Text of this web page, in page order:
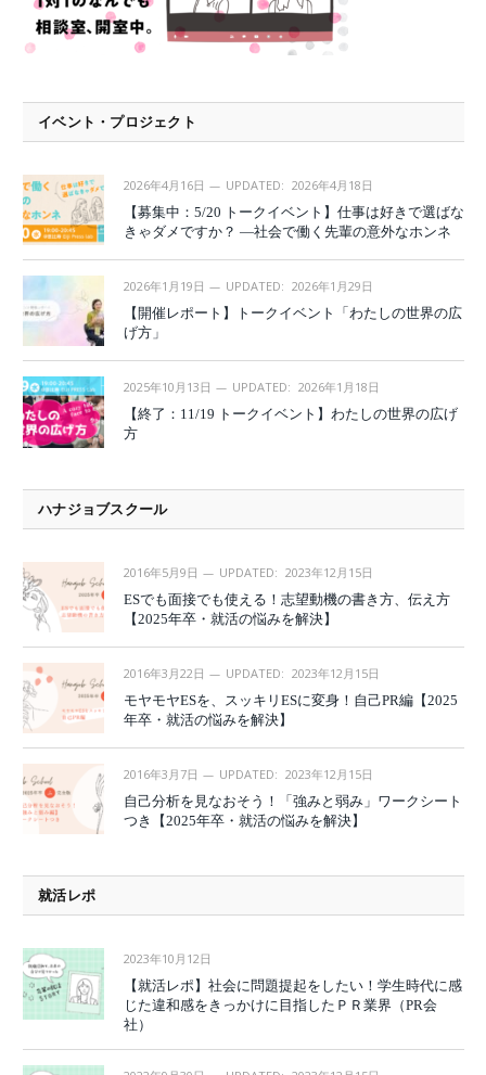
イベント・プロジェクト
2026年4月16日 UPDATED: 2026年4月18日
【募集中：5/20 トークイベント】仕事は好きで選ばな
きゃダメですか？ —社会で働く先輩の意外なホンネ
2026年1月19日 UPDATED: 2026年1月29日
【開催レポート】トークイベント「わたしの世界の広
げ方」
2025年10月13日 UPDATED: 2026年1月18日
【終了：11/19 トークイベント】わたしの世界の広げ
方
ハナジョブスクール
2016年5月9日 UPDATED: 2023年12月15日
ESでも面接でも使える！志望動機の書き方、伝え方
【2025年卒・就活の悩みを解決】
2016年3月22日 UPDATED: 2023年12月15日
モヤモヤESを、スッキリESに変身！自己PR編【2025
年卒・就活の悩みを解決】
2016年3月7日 UPDATED: 2023年12月15日
自己分析を見なおそう！「強みと弱み」ワークシート
つき【2025年卒・就活の悩みを解決】
就活レポ
2023年10月12日
【就活レポ】社会に問題提起をしたい！学生時代に感
じた違和感をきっかけに目指したＰＲ業界（PR会
社）